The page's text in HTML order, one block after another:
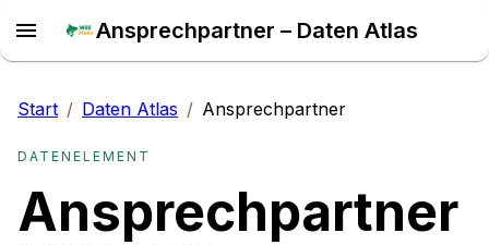
Ansprechpartner – Daten Atlas
Start / Daten Atlas / Ansprechpartner
DATENELEMENT
Ansprechpartner